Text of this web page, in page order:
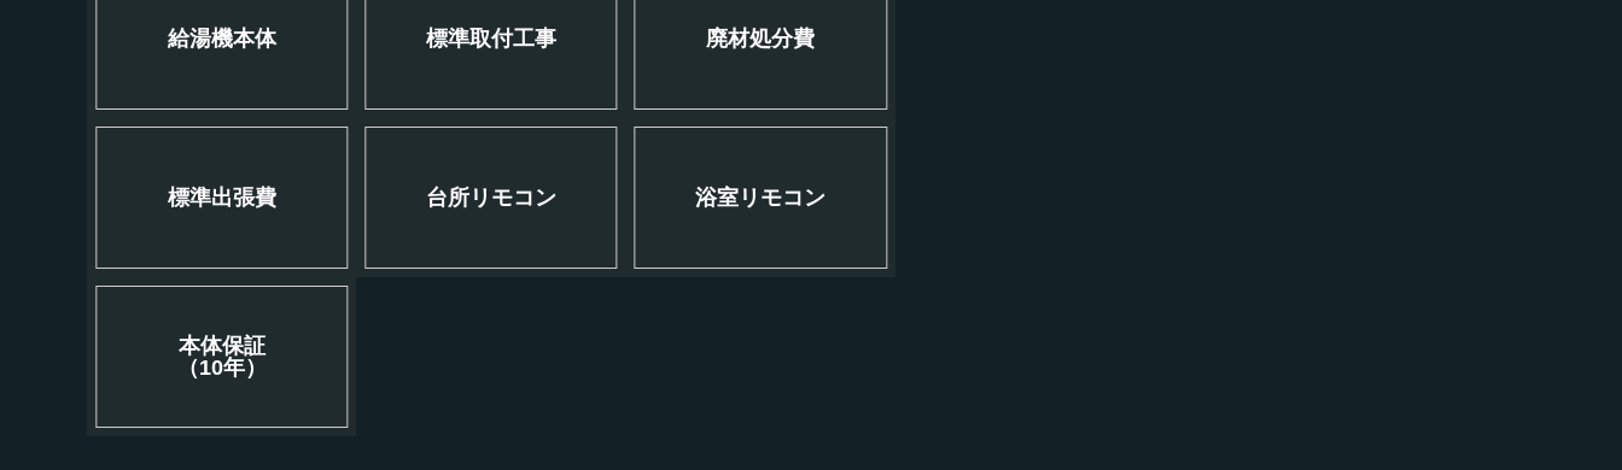
給湯機本体 標準取付工事 廃材処分費
標準出張費 台所リモコン 浴室リモコン
本体保証
（10年）